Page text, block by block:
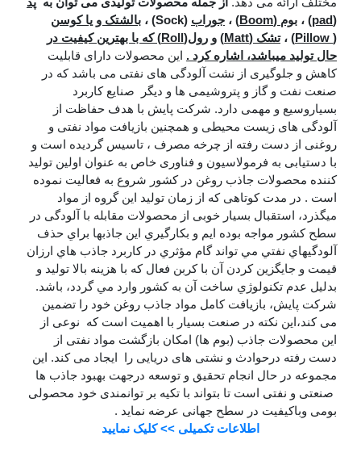
pad
)،بوم (Boom
)،جوراب (Sock) ،بالشتک و یا کوسن
) ، تشک (Matt
) و رول(Roll) که با بهترین کیفیت در
حال تولید میباشد، اشاره کرد . این محصولات دارای قابلیت
کاهش و جلوگیری از نشت آلودگی های نفتی می باشد که در
صنعت نفت و گاز و پتروشیمی ها و دیگر صنایع کاربرد
بسیاروسیع و مهمی دارد. شرکت پایش با هدف حفاظت از
آلودگی های زیست محیطی و همچنین بازیافت مواد نفتی و
روغنی از دست رفته از چرخه مصرف ، تاسیس گردیده است و
با دستیابی به فرمولاسیون و فناوری خاص به عنوان اولین تولید
کننده محصولات جاذب روغن در کشور شروع به فعالیت نموده
است . در مدت کوتاهی که از زمان تولید این گروه از مواد
میگذرد، استقبال بسیار خوبی از محصولات مقابله با آلودگی در
سطح کشور مواجه بوده ایم و بكارگيري اين جاذبها براي حذف
آلودگيهاي نفتي مي تواند گام مؤثري در كاربرد جاذب هاي ارزان
قيمت و جايگزين كردن آن با كربن فعال كه با هزينه بالا توليد و
بدليل عدم تكنولوژي ساخت آن به كشور وارد مي گردد، باشد.
شرکت پایش، بازیافت کامل مواد جاذب روغن خود را تضمین
می کند،این نکته در صنعت بسیار با اهمیت است که نوعی از
این محصولات جاذب (بوم ها) امکان بازگشت مواد نفتی از
دست رفته درحوادث و نشتی های دریایی را ایجاد می کند. این
مجموعه در حال انجام تحقیق و توسعه درجهت بهبود جاذب ها
صنعتی و نفتی است تا بتواند با تکیه بر توانمندی خود محصولی
بومی وباکیفیت در سطح جهانی عرضه نماید .
اطلاعات تکمیلی >> کلیک نمایید